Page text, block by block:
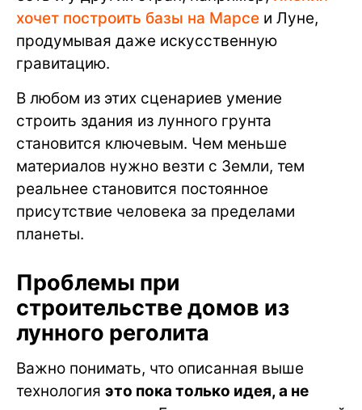
хочет построить базы на Марсе и Луне,
продумывая даже искусственную
гравитацию.
В любом из этих сценариев умение
строить здания из лунного грунта
становится ключевым. Чем меньше
материалов нужно везти с Земли, тем
реальнее становится постоянное
присутствие человека за пределами
планеты.
Проблемы при
строительстве домов из
лунного реголита
Важно понимать, что описанная выше
технология это пока только идея, а не